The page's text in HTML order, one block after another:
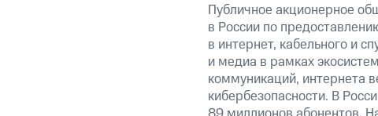
Публичное акционерное
в России по
в интернет, кабельного и
и медиа в рамках
коммуникаций, интернета
кибербезопасности. В